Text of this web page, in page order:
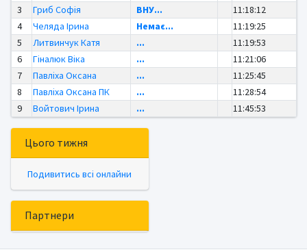
3
Гриб Софія ВНУ...
11:18:12
4
Челяда Ірина Немає...
11:19:25
5
Литвинчук Катя ...
11:19:53
6
Гіналюк Віка ...
11:21:06
7
Павліха Оксана ...
11:25:45
8
Павліха Оксана ПК ...
11:28:54
9
Войтович Ірина ... 11:45:53
Цього тижня
Подивитись всі онлайни
Партнери